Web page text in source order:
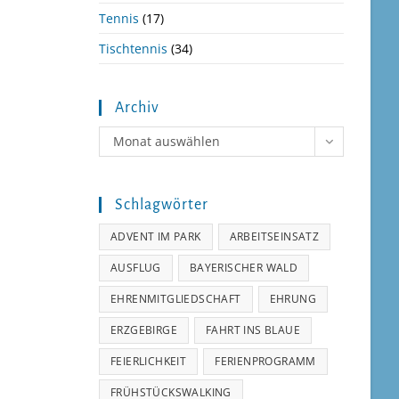
Tennis (17)
Tischtennis (34)
Archiv
Archiv
Monat auswählen
Schlagwörter
ADVENT IM PARK ARBEITSEINSATZ
AUSFLUG BAYERISCHER WALD
EHRENMITGLIEDSCHAFT EHRUNG
ERZGEBIRGE FAHRT INS BLAUE
FEIERLICHKEIT FERIENPROGRAMM
FRÜHSTÜCKSWALKING